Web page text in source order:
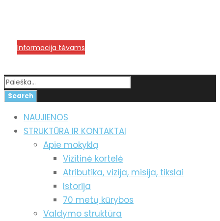
Informacija tėvams
NAUJIENOS
STRUKTŪRA IR KONTAKTAI
Apie mokyklą
Vizitinė kortelė
Atributika, vizija, misija, tikslai
Istorija
70 metų kūrybos
Valdymo struktūra